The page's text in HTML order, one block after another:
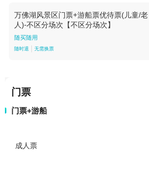
万佛湖风景区门票+游船票优待票(儿童/老
人)-不区分场次【不区分场次】
随买随用
随时退 无需换票
门票
门票+游船
成人票